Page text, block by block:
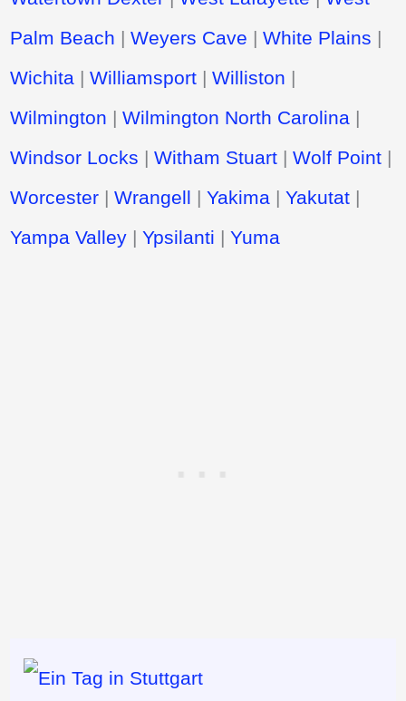
Palm Beach |Weyers Cave |White Plains |
Wichita |Williamsport |Williston |
Wilmington |Wilmington North Carolina |
Windsor Locks |Witham Stuart |Wolf Point |
Worcester |Wrangell |Yakima |Yakutat |
Yampa Valley |Ypsilanti |Yuma